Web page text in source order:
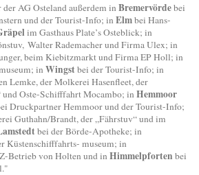
AG Osteland außerdem in Bremervördebei
und der Tourist-Info; in Elmbei Hans-
im Gasthaus Plate’s Osteblick; in
Walter Rademacher und Firma Ulex; in
beim Kiebitzmarkt und Firma EP Holl; in
in Wingstbei der Tourist-Info; in
Lemke, der Molkerei Hasenfleet, der
und Oste-Schifffahrt Mocambo; in Hemmoor
Druckpartner Hemmoor und der Tourist-Info;
Guthahn/Brandt, der „Fährstuv“ und im
bei der Börde-Apotheke; in
Küstenschifffahrts- museum; in
Betrieb von Holten und in Himmelpforten bei